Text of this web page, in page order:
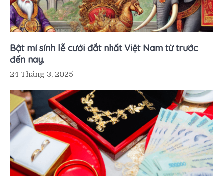
Bật mí sính lễ cưới đắt nhất Việt Nam từ trước
đến nay.
24 Tháng 3, 2025